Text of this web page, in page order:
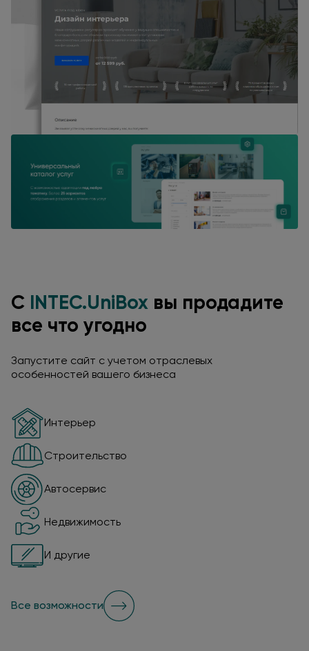
С INTEC.UniBox вы продадите
все что угодно
Запустите сайт с учетом отраслевых
особенностей вашего бизнеса
Интерьер
Строительство
Автосервис
Недвижимость
И другие
Все возможности